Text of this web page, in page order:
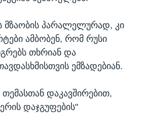
მზაობის პარალელურად, კი
ამბობენ, რომ რუსი
თხრიან და
ემზადებიან.
თემასთან დაკავშირებით,
დაჯგუფების"